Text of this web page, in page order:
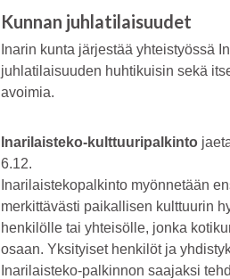
Kunnan juhlatilaisuudet
Inarin kunta järjestää yhteistyössä
juhlatilaisuuden huhtikuisin sekä
avoimia.
Inarilaisteko-kulttuuripalkinto
6.12.
Inarilaistekopalkinto myönnetään
merkittävästi paikallisen kulttuurin
henkilölle tai yhteisölle, jonka
osaan. Yksityiset henkilöt ja
Inarilaisteko-palkinnon saajaksi